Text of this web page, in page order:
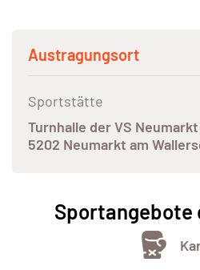
Austragungsort
Sportstätte
Turnhalle der VS
5202 Neumarkt am
Sportangebote